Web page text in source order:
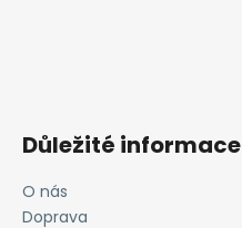
Důležité informace
O nás
Doprava